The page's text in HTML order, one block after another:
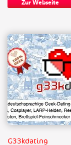
Zur Webseite
G33kdating